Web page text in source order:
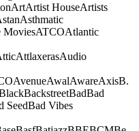
ArtArtist HouseArtists
Asthmatic
MoviesATCOAtlantic
AttlaxerasAudio
AvenueAwalAwareAxisB.
BackstreetBadBad
SeedBad Vibes